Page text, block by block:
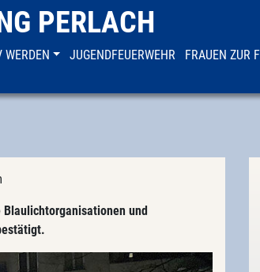
PERLACH
JUGENDFEUERWEHR FRAUEN ZUR
und